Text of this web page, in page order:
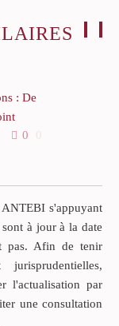
: De
défunt.
a plus
non
0 0
s'appuyant
à jour à la date
pas. Afin de tenir
l'actualisation par
une consultation